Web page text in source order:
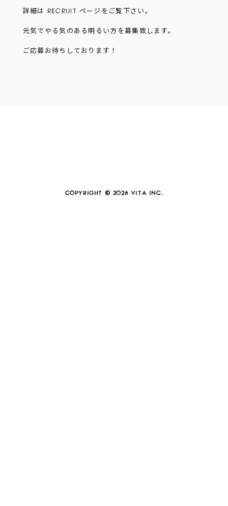
詳細は RECRUIT ページをご覧下さい。
元気でやる気のある明るい方を募集致します。
ご応募お待ちしております！
COPYRIGHT © 2026 VITA INC.